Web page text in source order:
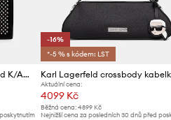
Kožená kabelka Karl Lagerfeld K/AUTOGRAPH
-16%
*-5 % s kódem: LST
Aktuální cena:
4099 Kč
Běžná cena: 4899 Kč
Nejnižší cena za posledních 30 dnů před